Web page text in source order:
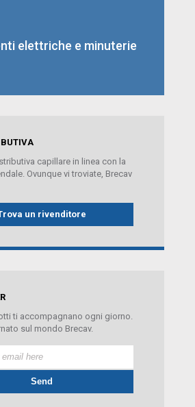
elettriche e minuterie
capillare in linea con la
Ovunque vi troviate, Brecav
un rivenditore
ti accompagnano ogni giorno.
sul mondo Brecav.